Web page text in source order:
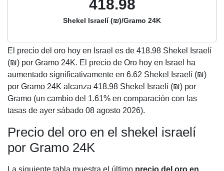
418.98
Shekel Israelí (₪)/Gramo 24K
El precio del oro hoy en Israel es de 418.98 Shekel Israelí
(₪) por Gramo 24K. El precio de Oro hoy en Israel ha
aumentado significativamente en 6.62 Shekel Israelí (₪)
por Gramo 24K alcanza 418.98 Shekel Israelí (₪) por
Gramo (un cambio del 1.61% en comparación con las
tasas de ayer sábado 08 agosto 2026).
Precio del oro en el shekel israelí
por Gramo 24K
La siguiente tabla muestra el último precio del oro en